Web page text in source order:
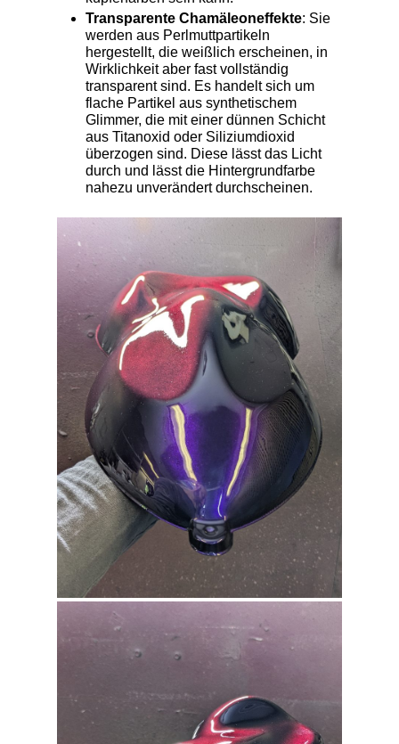
Transparente Chamäleoneffekte: Sie
werden aus Perlmuttpartikeln
hergestellt, die weißlich erscheinen, in
Wirklichkeit aber fast vollständig
transparent sind. Es handelt sich um
flache Partikel aus synthetischem
Glimmer, die mit einer dünnen Schicht
aus Titanoxid oder Siliziumdioxid
überzogen sind. Diese lässt das Licht
durch und lässt die Hintergrundfarbe
nahezu unverändert durchscheinen.